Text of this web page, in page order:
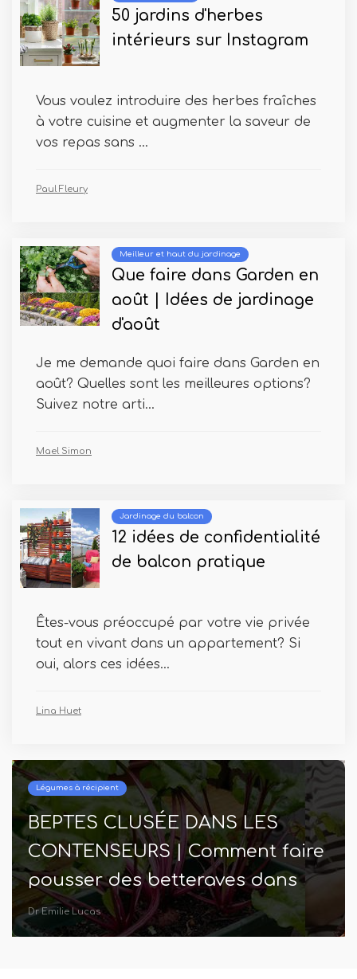
50 jardins d'herbes
intérieurs sur Instagram
Vous voulez introduire des herbes fraîches
à votre cuisine et augmenter la saveur de
vos repas sans ...
Paul Fleury
Meilleur et haut du jardinage
Que faire dans Garden en
août | Idées de jardinage
d'août
Je me demande quoi faire dans Garden en
août? Quelles sont les meilleures options?
Suivez notre arti...
Mael Simon
Jardinage du balcon
12 idées de confidentialité
de balcon pratique
Êtes-vous préoccupé par votre vie privée
tout en vivant dans un appartement? Si
oui, alors ces idées...
Lina Huet
Légumes à récipient
BEPTES CLUSÉE DANS LES
CONTENSEURS | Comment faire
pousser des betteraves dans
des pots
Dr Emilie Lucas